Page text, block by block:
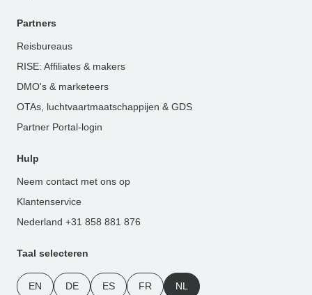
Partners
Reisbureaus
RISE: Affiliates & makers
DMO's & marketeers
OTAs, luchtvaartmaatschappijen & GDS
Partner Portal-login
Hulp
Neem contact met ons op
Klantenservice
Nederland +31 858 881 876
Taal selecteren
EN DE ES FR NL